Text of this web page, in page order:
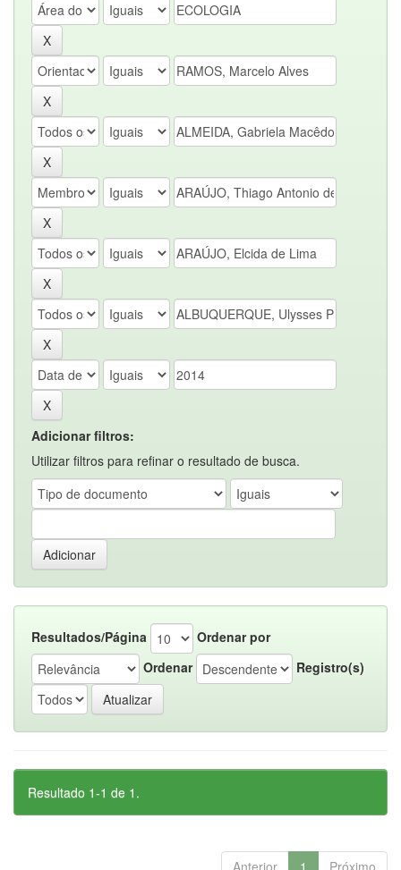
Adicionar filtros:
Utilizar filtros para refinar o resultado de busca.
Resultados/Página
Ordenar por
Ordenar
Registro(s)
Resultado 1-1 de 1.
Anterior 1 Próximo